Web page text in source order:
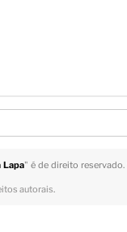
Lapa" é de direito
autorais.